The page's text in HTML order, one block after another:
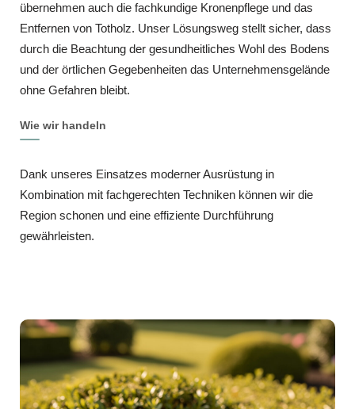
übernehmen auch die fachkundige Kronenpflege und das
Entfernen von Totholz. Unser Lösungsweg stellt sicher, dass
durch die Beachtung der gesundheitliches Wohl des Bodens
und der örtlichen Gegebenheiten das Unternehmensgelände
ohne Gefahren bleibt.
Wie wir handeln
Dank unseres Einsatzes moderner Ausrüstung in
Kombination mit fachgerechten Techniken können wir die
Region schonen und eine effiziente Durchführung
gewährleisten.